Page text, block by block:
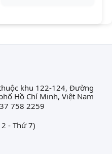
khu 122-124, Đường
Hồ Chí Minh, Việt Nam
758 2259
- Thứ 7)